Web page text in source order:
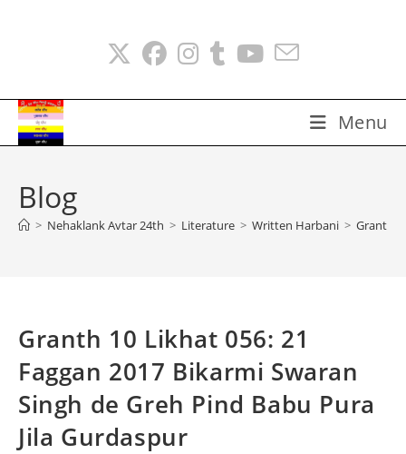
Menu
Blog
> Nehaklank Avtar 24th > Literature > Written Harbani > Granth
Granth 10 Likhat 056: 21
Faggan 2017 Bikarmi Swaran
Singh de Greh Pind Babu Pura
Jila Gurdaspur